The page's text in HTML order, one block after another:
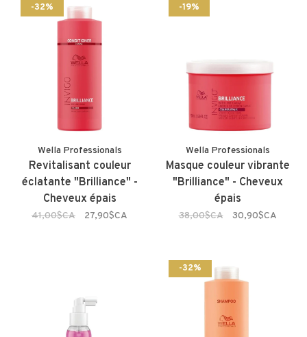
-32%
Wella Professionals
Revitalisant couleur
éclatante "Brilliance" -
Cheveux épais
41,00$CA 27,90$CA
-19%
Wella Professionals
Masque couleur vibrante
"Brilliance" - Cheveux
épais
38,00$CA 30,90$CA
-32%